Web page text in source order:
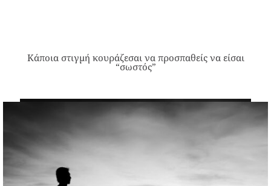
Κάποια στιγμή κουράζεσαι να προσπαθείς να είσαι
“σωστός”